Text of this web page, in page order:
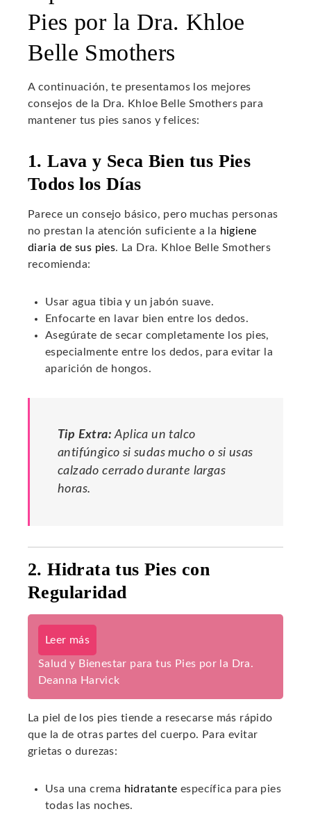
Pies por la Dra. Khloe
Belle Smothers
A continuación, te presentamos los mejores
consejos de la Dra. Khloe Belle Smothers para
mantener tus pies sanos y felices:
1. Lava y Seca Bien tus Pies
Todos los Días
Parece un consejo básico, pero muchas personas
no prestan la atención suficiente a la higiene
diaria de sus pies. La Dra. Khloe Belle Smothers
recomienda:
Usar agua tibia y un jabón suave.
Enfocarte en lavar bien entre los dedos.
Asegúrate de secar completamente los pies,
especialmente entre los dedos, para evitar la
aparición de hongos.
Tip Extra: Aplica un talco
antifúngico si sudas mucho o si usas
calzado cerrado durante largas
horas.
2. Hidrata tus Pies con
Regularidad
Leer más
Salud y Bienestar para tus Pies por la Dra.
Deanna Harvick
La piel de los pies tiende a resecarse más rápido
que la de otras partes del cuerpo. Para evitar
grietas o durezas:
Usa una crema hidratante específica para pies
todas las noches.